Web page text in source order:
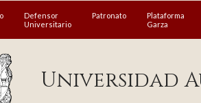
Defensor
Universitario
Patronato
Plataforma
Garza
Universidad